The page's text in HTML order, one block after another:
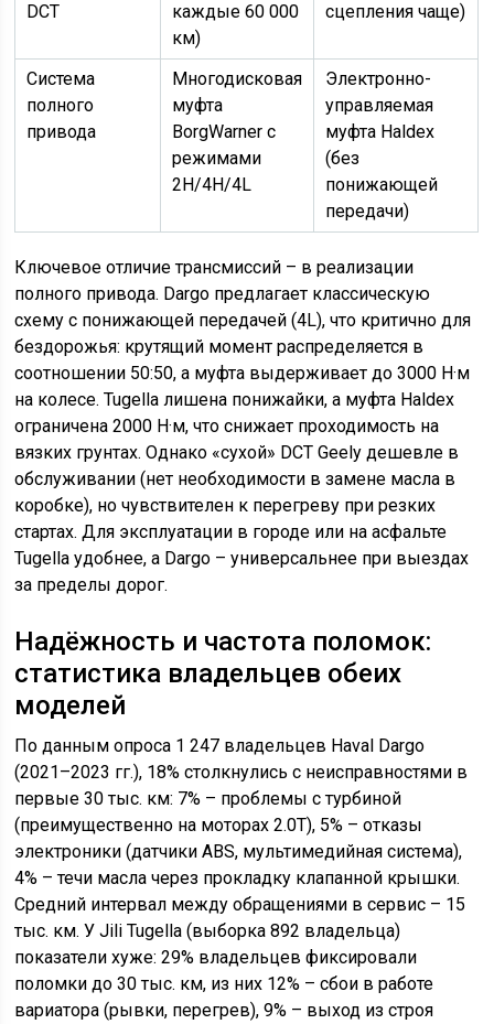
DCT
каждые 60 000
км)
сцепления чаще)
Система
полного
привода
Многодисковая
муфта
BorgWarner с
режимами
2H/4H/4L
Электронно-
управляемая
муфта Haldex
(без
понижающей
передачи)
Ключевое отличие трансмиссий – в реализации
полного привода. Dargo предлагает классическую
схему с понижающей передачей (4L), что критично для
бездорожья: крутящий момент распределяется в
соотношении 50:50, а муфта выдерживает до 3000 Н·м
на колесе. Tugella лишена понижайки, а муфта Haldex
ограничена 2000 Н·м, что снижает проходимость на
вязких грунтах. Однако «сухой» DCT Geely дешевле в
обслуживании (нет необходимости в замене масла в
коробке), но чувствителен к перегреву при резких
стартах. Для эксплуатации в городе или на асфальте
Tugella удобнее, а Dargo – универсальнее при выездах
за пределы дорог.
Надёжность и частота поломок:
статистика владельцев обеих
моделей
По данным опроса 1 247 владельцев Haval Dargo
(2021–2023 гг.), 18% столкнулись с неисправностями в
первые 30 тыс. км: 7% – проблемы с турбиной
(преимущественно на моторах 2.0T), 5% – отказы
электроники (датчики ABS, мультимедийная система),
4% – течи масла через прокладку клапанной крышки.
Средний интервал между обращениями в сервис – 15
тыс. км. У Jili Tugella (выборка 892 владельца)
показатели хуже: 29% владельцев фиксировали
поломки до 30 тыс. км, из них 12% – сбои в работе
вариатора (рывки, перегрев), 9% – выход из строя